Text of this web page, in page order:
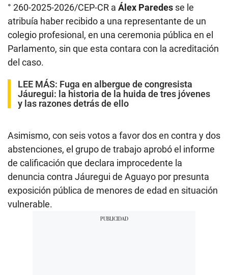
° 260-2025-2026/CEP-CR a Álex Paredes se le
atribuía haber recibido a una representante de un
colegio profesional, en una ceremonia pública en el
Parlamento, sin que esta contara con la acreditación
del caso.
LEE MÁS: Fuga en albergue de congresista
Jáuregui: la historia de la huida de tres jóvenes
y las razones detrás de ello
Asimismo, con seis votos a favor dos en contra y dos
abstenciones, el grupo de trabajo aprobó el informe
de calificación que declara improcedente la
denuncia contra Jáuregui de Aguayo por presunta
exposición pública de menores de edad en situación
vulnerable.